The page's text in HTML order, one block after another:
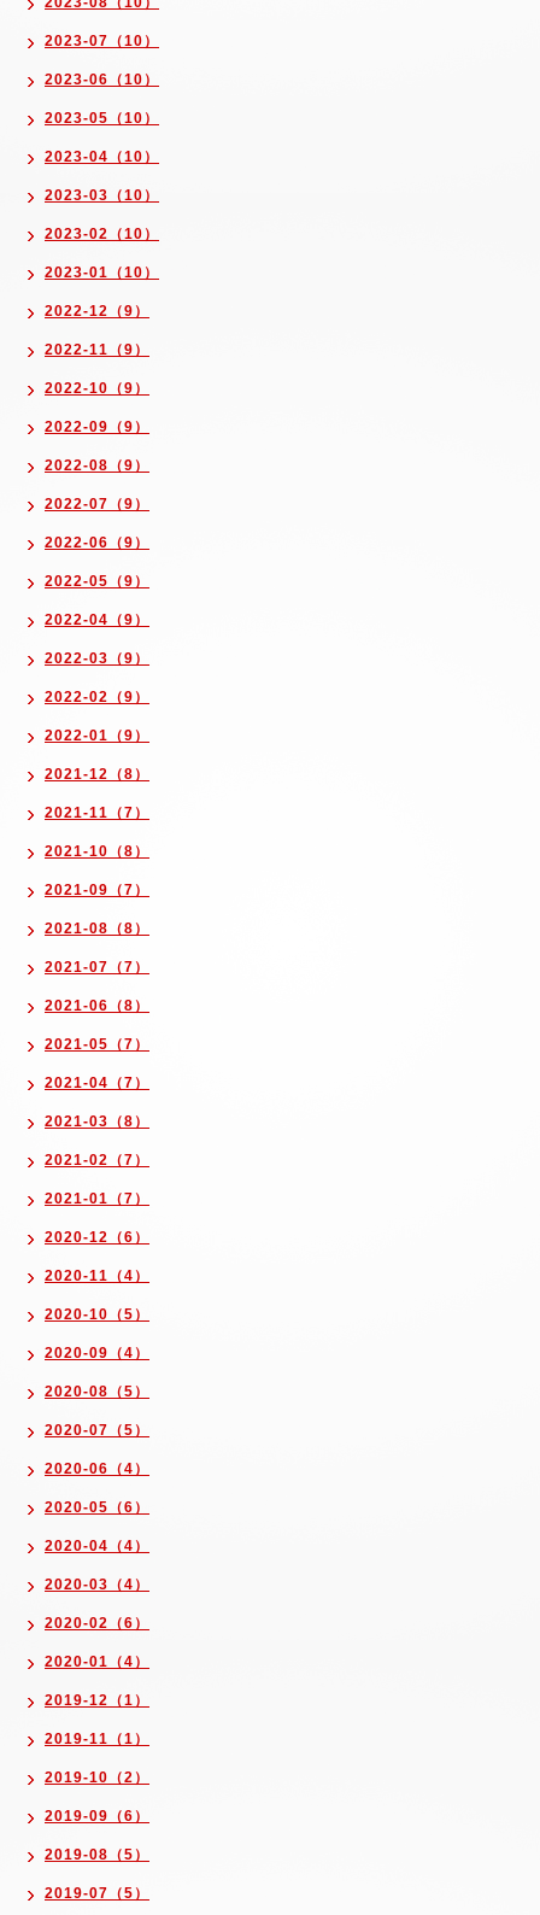
2023-07（10）
2023-06（10）
2023-05（10）
2023-04（10）
2023-03（10）
2023-02（10）
2023-01（10）
2022-12（9）
2022-11（9）
2022-10（9）
2022-09（9）
2022-08（9）
2022-07（9）
2022-06（9）
2022-05（9）
2022-04（9）
2022-03（9）
2022-02（9）
2022-01（9）
2021-12（8）
2021-11（7）
2021-10（8）
2021-09（7）
2021-08（8）
2021-07（7）
2021-06（8）
2021-05（7）
2021-04（7）
2021-03（8）
2021-02（7）
2021-01（7）
2020-12（6）
2020-11（4）
2020-10（5）
2020-09（4）
2020-08（5）
2020-07（5）
2020-06（4）
2020-05（6）
2020-04（4）
2020-03（4）
2020-02（6）
2020-01（4）
2019-12（1）
2019-11（1）
2019-10（2）
2019-09（6）
2019-08（5）
2019-07（5）